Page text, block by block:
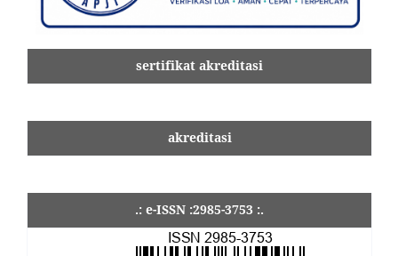
sertifikat akreditasi
akreditasi
.: e-ISSN :2985-3753 :.